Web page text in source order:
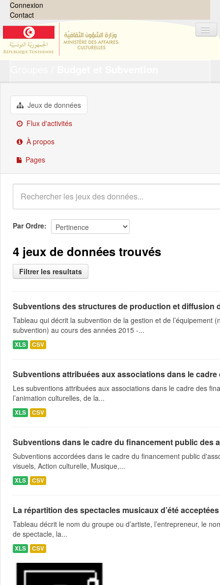
Connexion
Contact
Groupes
Demandes
À propos
Jeux de données
Flux d'activités
À propos
Pages
Par Ordre
4 jeux de données trouvés
Filtrer les resultats
Subventions des structures de production et diffusion
Tableau qui décrit la subvention de la gestion et de
subvention) au cours des années 2015 -...
XLS CSV
Subventions attribuées aux associations dans le
Les subventions attribuées aux associations dans le cadre des
l’animation culturelles, de la...
XLS CSV
Subventions dans le cadre du financement public des
Subventions accordées dans le cadre du financement public
visuels, Action culturelle, Musique,...
XLS CSV
La répartition des spectacles musicaux d’été
Tableau décrit le nom du groupe ou d’artiste, l’entrepreneur, le
de spectacle, la...
XLS CSV